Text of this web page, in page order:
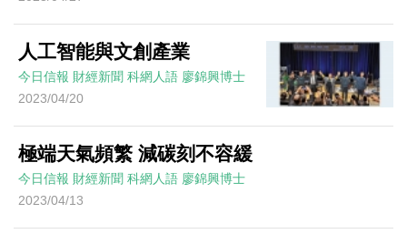
人工智能與文創產業
今日信報 財經新聞 科網人語 廖錦興博士
2023/04/20
極端天氣頻繁 減碳刻不容緩
今日信報 財經新聞 科網人語 廖錦興博士
2023/04/13